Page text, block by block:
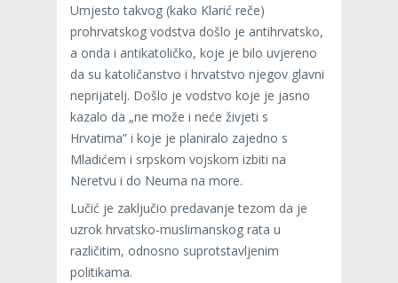
Umjesto takvog (kako Klarić reče)
prohrvatskog vodstva došlo je antihrvatsko,
a onda i antikatoličko, koje je bilo uvjereno
da su katoličanstvo i hrvatstvo njegov glavni
neprijatelj. Došlo je vodstvo koje je jasno
kazalo da „ne može i neće živjeti s
Hrvatima” i koje je planiralo zajedno s
Mladićem i srpskom vojskom izbiti na
Neretvu i do Neuma na more.
Lučić je zaključio predavanje tezom da je
uzrok hrvatsko-muslimanskog rata u
različitim, odnosno suprotstavljenim
politikama.